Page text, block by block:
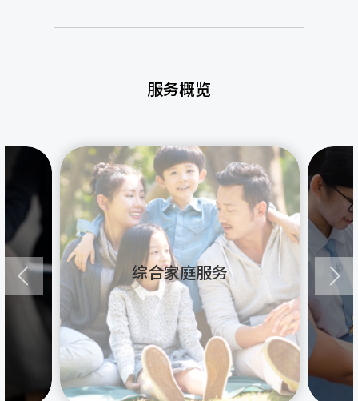
服务概览
综合家庭服务